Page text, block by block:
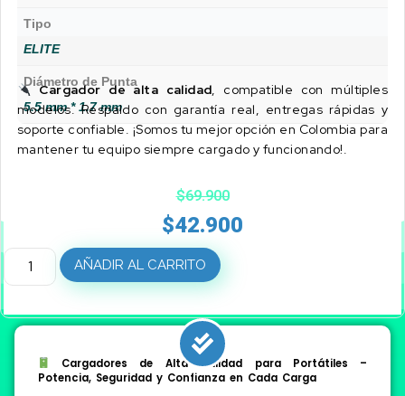
Tipo
ELITE
Diámetro de Punta
5.5 mm * 1.7 mm
Cargador de alta calidad, compatible con múltiples
modelos. Respaldo con garantía real, entregas rápidas y
soporte confiable. ¡Somos tu mejor opción en Colombia para
mantener tu equipo siempre cargado y funcionando!.
$69.900
$42.900
AÑADIR AL CARRITO
Cargadores de Alta Calidad para Portátiles –
Potencia, Seguridad y Confianza en Cada Carga